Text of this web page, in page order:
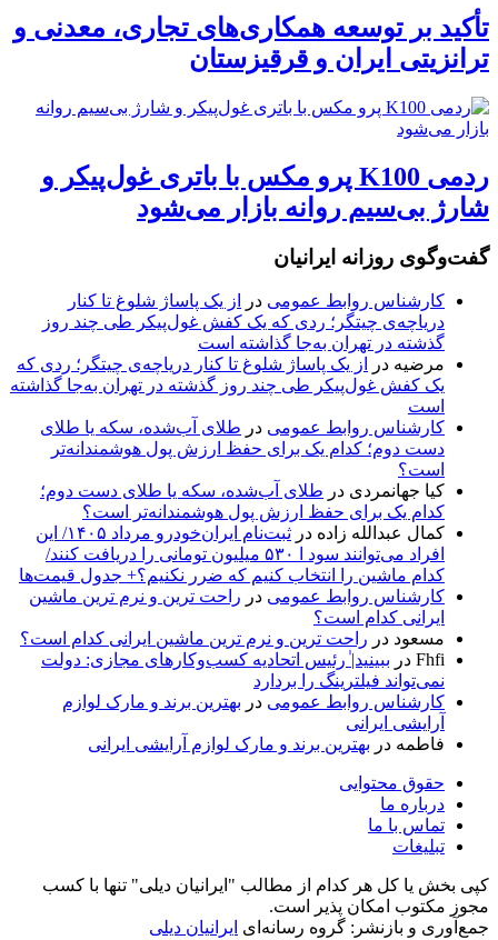
تأکید بر توسعه همکاری‌های تجاری، معدنی و
ترانزیتی ایران و قرقیزستان
ردمی K100 پرو مکس با باتری غول‌پیکر و
شارژ بی‌سیم روانه بازار می‌شود
گفت‌وگوی روزانه ایرانیان
کارشناس روابط عمومی در
از یک پاساژ شلوغ تا کنار
دریاچه‌ی چیتگر؛ ردی که یک کفش غول‌پیکر طی چند روز
گذشته در تهران به‌جا گذاشته است
مرضیه در
از یک پاساژ شلوغ تا کنار دریاچه‌ی چیتگر؛ ردی که
یک کفش غول‌پیکر طی چند روز گذشته در تهران به‌جا گذاشته
است
کارشناس روابط عمومی در طلای آب‌شده، سکه یا طلای
دست دوم؛ کدام یک برای حفظ ارزش پول هوشمندانه‌تر
است؟
کیا جهانمردی در طلای آب‌شده، سکه یا طلای دست دوم؛
کدام یک برای حفظ ارزش پول هوشمندانه‌تر است؟
کمال عبدالله زاده در
ثبت‌نام ایران‌خودرو مرداد ۱۴۰۵/ این
افراد می‌توانند سود ا ۵۳۰ میلیون تومانی را دریافت کنند/
کدام ماشین را انتخاب کنیم که ضرر نکنیم؟+ جدول قیمت‌ها
کارشناس روابط عمومی در راحت ترین و نرم ترین ماشین
ایرانی کدام است؟
مسعود در راحت ترین و نرم ترین ماشین ایرانی کدام است؟
Fhfi در ببینید| ٰرئیس اتحادیه کسب‌وکارهای مجازی: دولت
نمی‌تواند فیلترینگ را بردارد
کارشناس روابط عمومی در بهترین برند و مارک لوازم
آرایشی ایرانی
فاطمه در بهترین برند و مارک لوازم آرایشی ایرانی
حقوق محتوایی
درباره ما
تماس با ما
تبلیغات
کپی بخش یا کل هر کدام از مطالب "ایرانیان دیلی" تنها با کسب
مجوز مکتوب امکان پذیر است.
جمع‌آوری و بازنشر: گروه رسانه‌ای ایرانیان دیلی